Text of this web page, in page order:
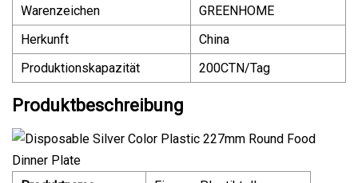
Warenzeichen
GREENHOME
Herkunft
China
Produktionskapazität
200CTN/Tag
Produktbeschreibung